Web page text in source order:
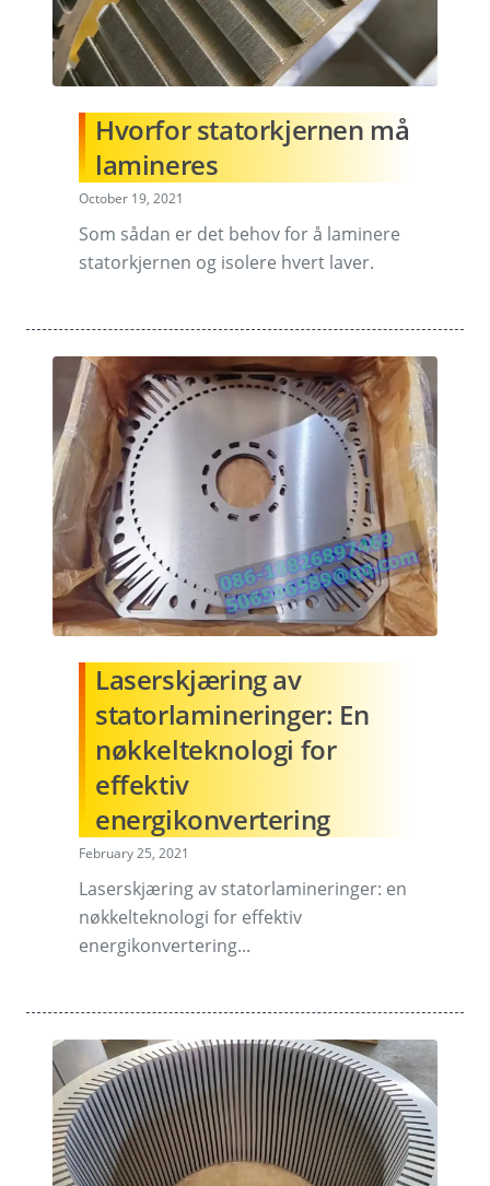
Hvorfor statorkjernen må
lamineres
October 19, 2021
Som sådan er det behov for å laminere
statorkjernen og isolere hvert laver.
Laserskjæring av
statorlamineringer: En
nøkkelteknologi for
effektiv
energikonvertering
February 25, 2021
Laserskjæring av statorlamineringer: en
nøkkelteknologi for effektiv
energikonvertering...